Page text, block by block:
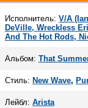
Исполнитель: V/A
DeVille, Wreckless
And The Hot Rods,
Альбом: That
Стиль: New Wave,
Лейбл: Arista